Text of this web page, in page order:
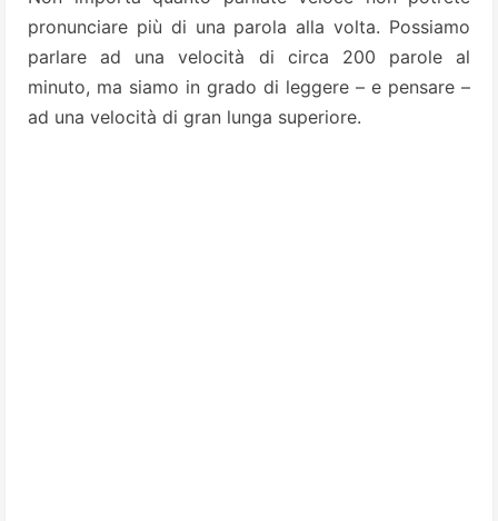
pronunciare più di una parola alla volta. Possiamo
parlare ad una velocità di circa 200 parole al
minuto, ma siamo in grado di leggere – e pensare –
ad una velocità di gran lunga superiore.